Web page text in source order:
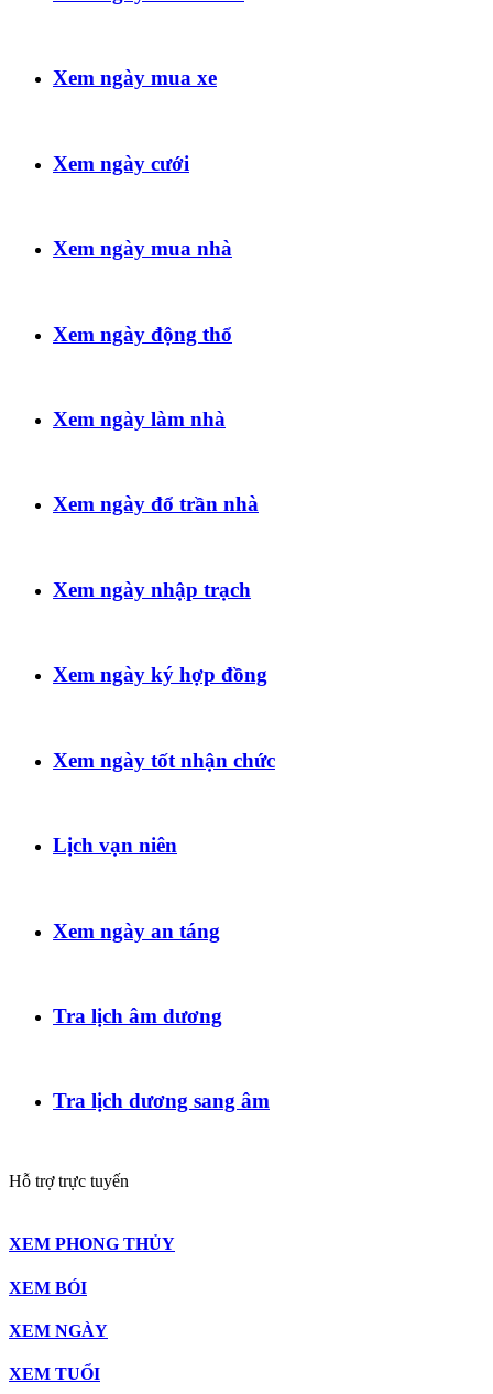
Xem ngày mua xe
Xem ngày cưới
Xem ngày mua nhà
Xem ngày động thổ
Xem ngày làm nhà
Xem ngày đổ trần nhà
Xem ngày nhập trạch
Xem ngày ký hợp đồng
Xem ngày tốt nhận chức
Lịch vạn niên
Xem ngày an táng
Tra lịch âm dương
Tra lịch dương sang âm
Hỗ trợ trực tuyến
XEM PHONG THỦY
XEM BÓI
XEM NGÀY
XEM TUỔI